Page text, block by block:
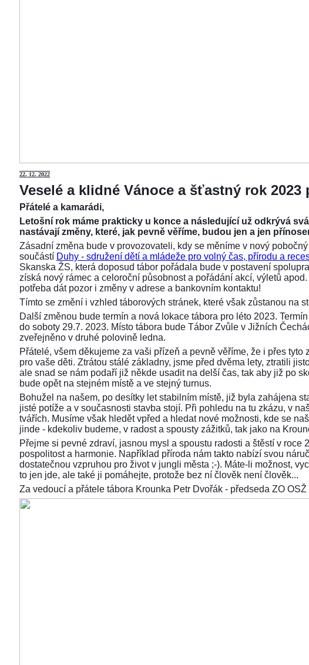
22. 12. 2022
Veselé a klidné Vánoce a šťastný rok 2023
Přátelé a kamarádi,
Letošní rok máme prakticky u konce a následující už odkrývá
nastávají změny, které, jak pevně věříme, budou jen a jen
Zásadní změna bude v provozovateli, kdy se měníme v nový
součástí Duhy - sdružení dětí a mládeže pro volný čas, přírodu a
Skanska ŽS, která doposud tábor pořádala bude v postavení
získá nový rámec a celoroční působnost a pořádání akcí, výletů
potřeba dát pozor i změny v adrese a bankovním kontaktu!
Tímto se změní i vzhled táborových stránek, které však zůstanou na
Další změnou bude termín a nová lokace tábora pro léto 2023.
do soboty 29.7. 2023. Místo tábora bude Tábor Zvůle v Jižních
zveřejněno v druhé polovině ledna.
Přátelé, všem děkujeme za vaši přízeň a pevně věříme, že i přes tyto
pro vaše děti. Ztrátou stálé základny, jsme před dvěma lety, ztratili
ale snad se nám podaří již někde usadit na delší čas, tak aby již po
bude opět na stejném místě a ve stejný turnus.
Bohužel na našem, po desítky let stabilním místě, již byla zahájena
jisté potíže a v současnosti stavba stojí. Při pohledu na tu zkázu, v
tvářích. Musíme však hledět vpřed a hledat nové možnosti, kde se
jinde - kdekoliv budeme, v radost a spousty zážitků, tak jako na
Přejme si pevné zdraví, jasnou mysl a spoustu radosti a štěstí v roce
pospolitost a harmonie. Například příroda nám takto nabízí svou
dostatečnou vzpruhou pro život v jungli města ;-). Máte-li možnost,
to jen jde, ale také ji pomáhejte, protože bez ní člověk není člověk...
Za vedoucí a přátele tábora Krounka Petr Dvořák - předseda ZO